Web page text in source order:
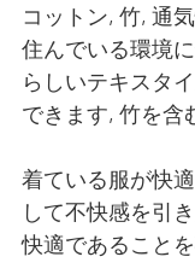
コットン, 竹, 通
住んでいる環境
らしいテキスタ
できます, 竹を含
着ている服が快
して不快感を引
快適であること